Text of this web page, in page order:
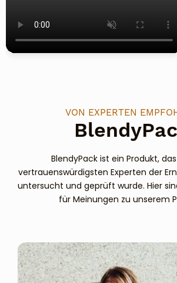
VON EXPERTEN
BlendyPack ist ein Produkt,
vertrauenswürdigsten Experten der
untersucht und geprüft wurde. Hier
für Meinungen zu unserem